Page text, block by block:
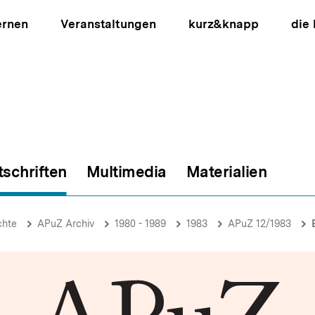
Veranstaltungen kurz&knapp die
Multimedia Materialien
APuZ Archiv 1980 - 1989 1983 APuZ 12/1983